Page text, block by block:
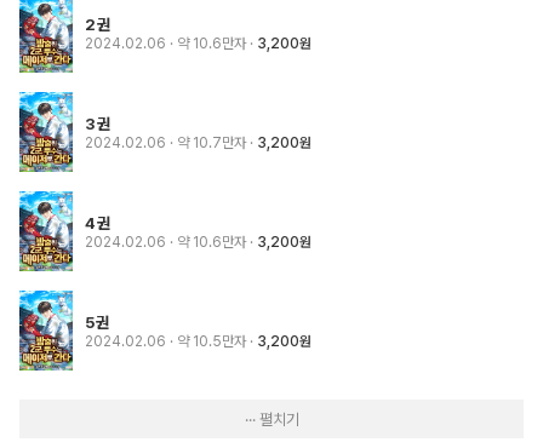
2권
2024.02.06 · 약 10.6만자 3,200원
3권
2024.02.06 · 약 10.7만자 3,200원
4권
2024.02.06 · 약 10.6만자 3,200원
5권
2024.02.06 · 약 10.5만자 3,200원
··· 펼치기